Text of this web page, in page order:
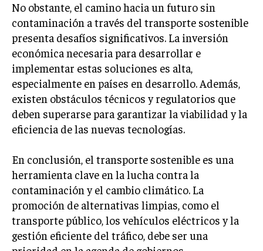
TRANSFORMACIÓN DIGITAL
ANALÍTICA EMPRESARIAL Y BUSINESS
INTELLIGENCE
CIBERSEGURIDAD EMPRESARIAL
ESTRATEGIA
EMPRESAS FAMILIARES Y SUCESIÓN
GESTIÓN DEL RIESGO EMPRESARIAL
NEGOCIACIÓN Y RESOLUCIÓN DE CONFLICTOS
DERECHO EMPRESARIAL Y REGULACIONES
ÉXITO EMPRESARIAL Y CASOS DE ESTUDIO
GOBIERNO CORPORATIVO
No obstante, el camino hacia un futuro sin
contaminación a través del transporte sostenible
presenta desafíos significativos. La inversión
económica necesaria para desarrollar e
implementar estas soluciones es alta,
especialmente en países en desarrollo. Además,
existen obstáculos técnicos y regulatorios que
deben superarse para garantizar la viabilidad y la
eficiencia de las nuevas tecnologías.
En conclusión, el transporte sostenible es una
herramienta clave en la lucha contra la
contaminación y el cambio climático. La
promoción de alternativas limpias, como el
transporte público, los vehículos eléctricos y la
gestión eficiente del tráfico, debe ser una